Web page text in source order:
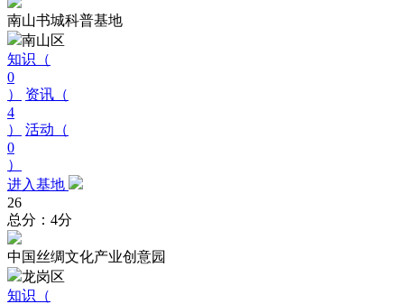
南山书城科普基地
南山区
知识（
0
）
资讯（
4
）
活动（
0
）
进入基地
26
总分：4分
中国丝绸文化产业创意园
龙岗区
知识（